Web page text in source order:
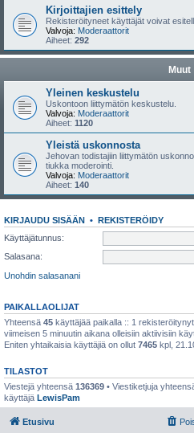
Kirjoittajien esittely
Rekisteröityneet käyttäjät voivat
Valvoja: Moderaattorit
Aiheet: 292
Muut
Yleinen keskustelu
Uskontoon liittymätön keskustelu.
Valvoja: Moderaattorit
Aiheet: 1120
Yleistä uskonnosta
Jehovan todistajiin liittymätön
tiukka moderointi.
Valvoja: Moderaattorit
Aiheet: 140
KIRJAUDU SISÄÄN • REKISTERÖIDY
Käyttäjätunnus:
Salasana:
Unohdin salasanani
PAIKALLAOLIJAT
Yhteensä 45 käyttäjää paikalla :: 1
viimeisen 5 minuutin aikana olleisiin aktiivisiin
Eniten yhtaikaisia käyttäjiä on ollut 7465 kpl,
TILASTOT
Viestejä yhteensä 136369 • Viestiketjuja
käyttäjä LewisPam
Etusivu